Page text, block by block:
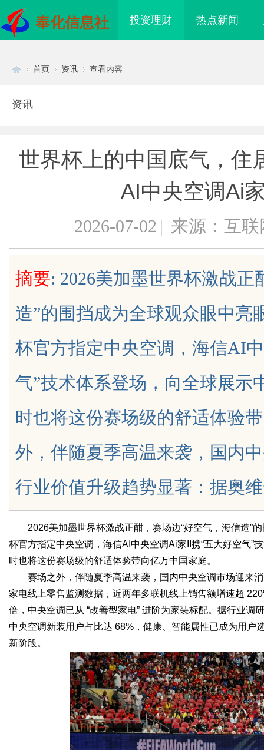
奉化信息社 投资理财 热点新闻
uz
Bo
首页 资讯 查看内容
资讯
世界杯上的中国底气，住
AI中央空调Ai
2026-07-02 | 来源：互联
摘要: 2026美加墨世界杯激战
造”的围挡成为全球观众眼中亮
杯官方指定中央空调，海信AI
气”技术体系登场，向全球展示
时也将这份赛场级的舒适体验
外，伴随夏季高温来袭，国内
行业价值升级趋势显著：据奥
2026美加墨世界杯激战正酣，赛场边“好空气，海信造”
杯官方指定中央空调，海信AI中央空调Ai家II携“五大好空气”
时也将这份赛场级的舒适体验带向亿万中国家庭。
赛场之外，伴随夏季高温来袭，国内中央空调市场迎来
家电线上零售监测数据，近两年多联机线上销售额增速超
倍，中央空调已从 “改善型家电” 进阶为家装标配。据行业
中央空调新装用户占比达 68%，健康、智能属性已成为用户
新阶段。